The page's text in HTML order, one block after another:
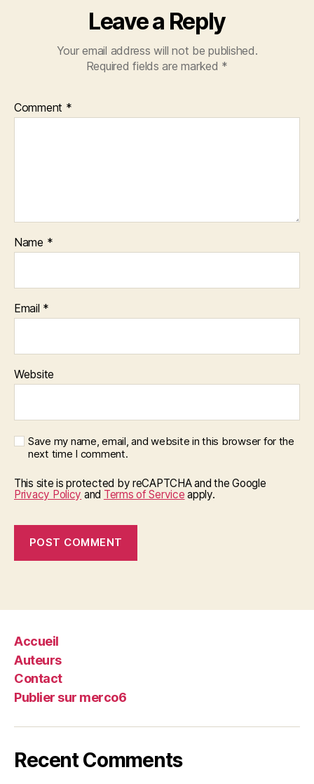
Leave a Reply
Your email address will not be published.
Required fields are marked *
Comment *
Name *
Email *
Website
Save my name, email, and website in this browser for the
next time I comment.
This site is protected by reCAPTCHA and the Google
Privacy Policy and Terms of Service apply.
Accueil
Auteurs
Contact
Publier sur merco6
Recent Comments